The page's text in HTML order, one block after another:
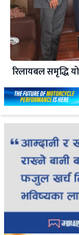
रिलायबल समृद्धि